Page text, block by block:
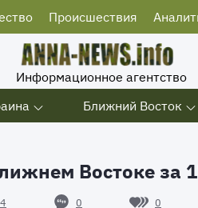
Происшествия
Информационное агентство
Ближний Восток
Востоке за
0 0